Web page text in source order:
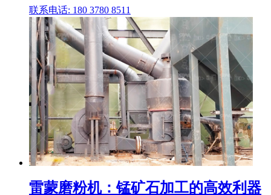
联系电话: 180 3780 8511
雷蒙磨粉机：锰矿石加工的高效利器